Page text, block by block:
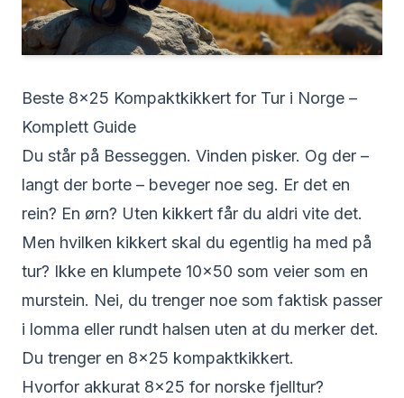
Beste 8x25 Kompaktkikkert for Tur i Norge –
Komplett Guide
Du står på Besseggen. Vinden pisker. Og der –
langt der borte – beveger noe seg. Er det en
rein? En ørn? Uten kikkert får du aldri vite det.
Men hvilken kikkert skal du egentlig ha med på
tur? Ikke en klumpete 10x50 som veier som en
murstein. Nei, du trenger noe som faktisk passer
i lomma eller rundt halsen uten at du merker det.
Du trenger en 8x25 kompaktkikkert.
Hvorfor akkurat 8x25 for norske fjelltur?